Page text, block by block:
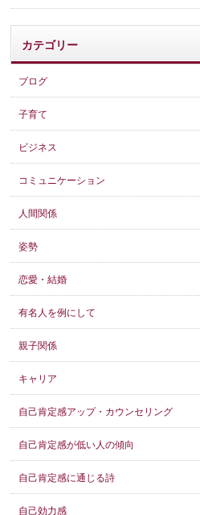
カテゴリー
ブログ
子育て
ビジネス
コミュニケーション
人間関係
姿勢
恋愛・結婚
有名人を例にして
親子関係
キャリア
自己肯定感アップ・カウンセリング
自己肯定感が低い人の傾向
自己肯定感に通じる詩
自己効力感